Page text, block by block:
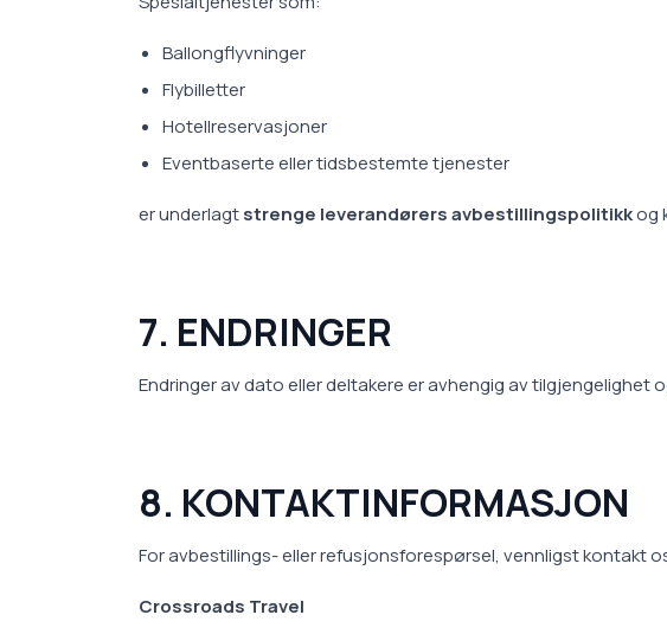
Ballongflyvninger
Flybilletter
Hotellreservasjoner
Eventbaserte eller tidsbestemte tjenester
er underlagtstrenge leverandørers avbestillingspolitikkog
7. ENDRINGER
Endringer av dato eller deltakere er avhengig av tilgjengelighet
8. KONTAKTINFORMASJON
For avbestillings- eller refusjonsforespørsel, vennligst kontakt
Crossroads Travel